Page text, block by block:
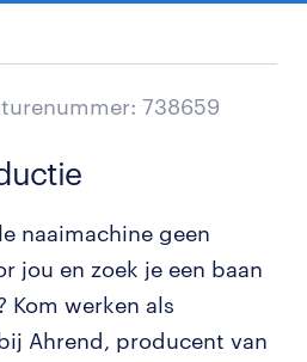
738659
naaimachine geen
jou en zoek je een baan
Kom werken als
Ahrend, producent van